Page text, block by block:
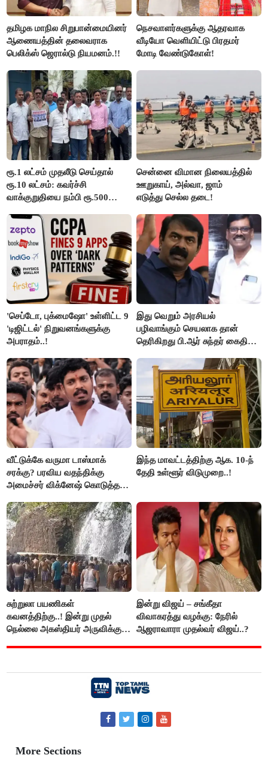
தமிழக மாநில சிறுபான்மையினர்
ஆணையத்தின் தலைவராக
பெலிக்ஸ் ஜெரால்டு நியமனம்.!!
நெசவாளர்களுக்கு ஆதரவாக
வீடியோ வெளியிட்டு பிரதமர்
மோடி வேண்டுகோள்!
ரூ.1 லட்சம் முதலீடு செய்தால்
ரூ.10 லட்சம்: கவர்ச்சி
வாக்குறுதியை நம்பி ரூ.500
மக்கள்!
சென்னை விமான நிலையத்தில்
ஊறுகாய், அல்வா, ஜாம்
எடுத்து செல்ல தடை!
'செப்டோ, புக்மைஷோ' உள்ளிட்ட 9
'டிஜிட்டல்' நிறுவனங்களுக்கு
அபராதம்..!
இது வெறும் அரசியல்
பழிவாங்கும் செயலாக தான்
தெரிகிறது பி.ஆர் சுந்தர் கைதிற்கு
வீட்டுக்கே வருமா டாஸ்மாக்
சரக்கு? பரவிய வதந்திக்கு
அமைச்சர் விக்னேஷ் கொடுத்த
இந்த மாவட்டத்திற்கு ஆக. 10-ந்
தேதி உள்ளூர் விடுமுறை..!
சுற்றுலா பயணிகள்
கவனத்திற்கு..! இன்று முதல்
நெல்லை அகஸ்தியர் அருவிக்கு
இன்று விஜய் – சங்கீதா
விவாகரத்து வழக்கு: நேரில்
ஆஜராவாரா முதல்வர் விஜய்..?
More Sections